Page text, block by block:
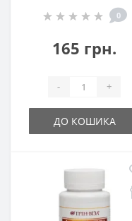
0
165 грн.
- +
ДО КОШИКА